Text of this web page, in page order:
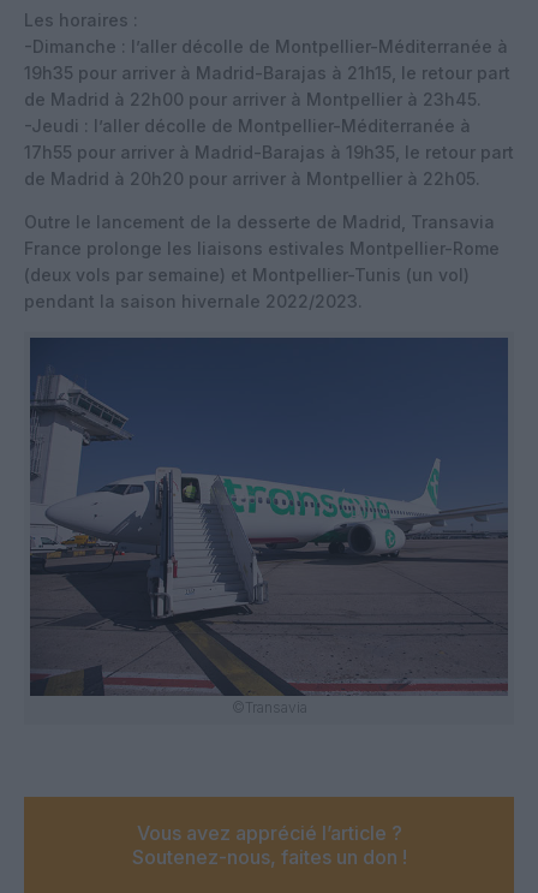
Les horaires :
-Dimanche : l’aller décolle de Montpellier-Méditerranée à
19h35 pour arriver à Madrid-Barajas à 21h15, le retour part
de Madrid à 22h00 pour arriver à Montpellier à 23h45.
-Jeudi : l’aller décolle de Montpellier-Méditerranée à
17h55 pour arriver à Madrid-Barajas à 19h35, le retour part
de Madrid à 20h20 pour arriver à Montpellier à 22h05.
Outre le lancement de la desserte de Madrid, Transavia
France prolonge les liaisons estivales Montpellier-Rome
(deux vols par semaine) et Montpellier-Tunis (un vol)
pendant la saison hivernale 2022/2023.
©Transavia
Vous avez apprécié l’article ?
Soutenez-nous, faites un don !